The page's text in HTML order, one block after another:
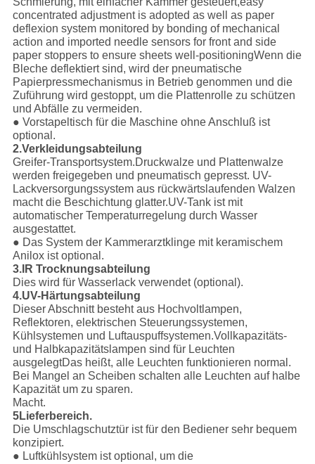
concentrated adjustment is adopted as well as paper
deflexion system monitored by bonding of mechanical
action and imported needle sensors for front and side
paper stoppers to ensure sheets well-positioningWenn die
Bleche deflektiert sind, wird der pneumatische
Papierpressmechanismus in Betrieb genommen und die
Zuführung wird gestoppt, um die Plattenrolle zu schützen
und Abfälle zu vermeiden.
● Vorstapeltisch für die Maschine ohne Anschluß ist
optional.
2.Verkleidungsabteilung
Greifer-Transportsystem.Druckwalze und Plattenwalze
werden freigegeben und pneumatisch gepresst. UV-
Lackversorgungssystem aus rückwärtslaufenden Walzen
macht die Beschichtung glatter.UV-Tank ist mit
automatischer Temperaturregelung durch Wasser
ausgestattet.
● Das System der Kammerarztklinge mit keramischem
Anilox ist optional.
3.IR Trocknungsabteilung
Dies wird für Wasserlack verwendet (optional).
4.UV-Härtungsabteilung
Dieser Abschnitt besteht aus Hochvoltlampen,
Reflektoren, elektrischen Steuerungssystemen,
Kühlsystemen und Luftauspuffsystemen.Vollkapazitäts-
und Halbkapazitätslampen sind für Leuchten
ausgelegtDas heißt, alle Leuchten funktionieren normal.
Bei Mangel an Scheiben schalten alle Leuchten auf halbe
Kapazität um zu sparen.
Macht.
5Lieferbereich.
Die Umschlagschutztür ist für den Bediener sehr bequem
konzipiert.
● Luftkühlsystem ist optional, um die